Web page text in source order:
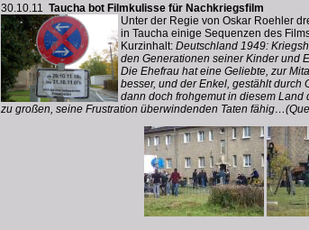
30.10.11
Taucha bot Filmkulisse für Nachkriegsfilm
Unter der Regie von Oskar Roehler
in Taucha einige Sequenzen des
Kurzinhalt: Deutschland 1949:
den Generationen seiner Kinder und
Die Ehefrau hat eine Geliebte, zur
besser, und der Enkel, gestählt
dann doch frohgemut in diesem
zu großen, seine Frustration überwindenden Taten